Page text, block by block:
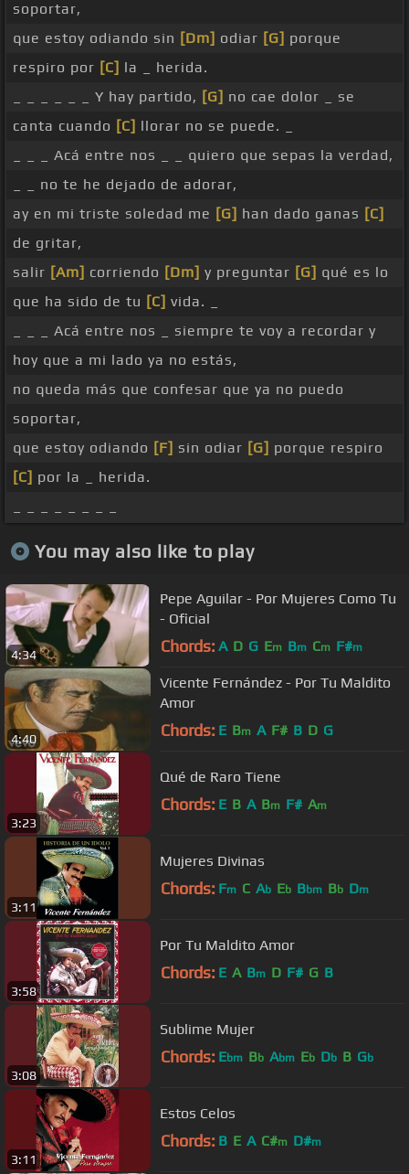
soportar,
que estoy odiando sin [Dm] odiar [G] porque
respiro por [C] la _ herida.
_ _ _ _ _ _ Y hay partido, [G] no cae dolor _ se
canta cuando [C] llorar no se puede. _
_ _ _ Acá entre nos _ _ quiero que sepas la verdad,
_ _ no te he dejado de adorar,
ay en mi triste soledad me [G] han dado ganas [C]
de gritar,
salir [Am] corriendo [Dm] y preguntar [G] qué es lo
que ha sido de tu [C] vida. _
_ _ _ Acá entre nos _ siempre te voy a recordar y
hoy que a mi lado ya no estás,
no queda más que confesar que ya no puedo
soportar,
que estoy odiando [F] sin odiar [G] porque respiro
[C] por la _ herida.
You may also like to play
4:34
Pepe Aguilar - Por Mujeres Como Tu
- Oficial
Chords: A D G Em Bm Cm F#m
4:40
Vicente Fernández - Por Tu Maldito
Amor
Chords: E Bm A F# B D G
3:23
Qué de Raro Tiene
Chords: E B A Bm F# Am
3:11
Mujeres Divinas
Chords: Fm C Ab Eb Bbm Bb Dm
3:58
Por Tu Maldito Amor
Chords: E A Bm D F# G B
3:08
Sublime Mujer
Chords: Ebm Bb Abm Eb Db B Gb
3:11
Estos Celos
Chords: B E A C#m D#m